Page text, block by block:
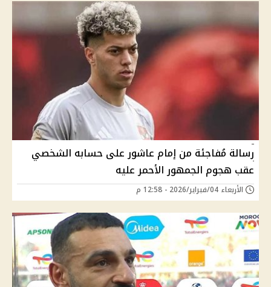
رسالة مُفاجئة من إمام عاشور على حسابه الشخصي
عقب هجوم الجمهور الأحمر عليه
الأربعاء 04/فبراير/2026 - 12:58 م